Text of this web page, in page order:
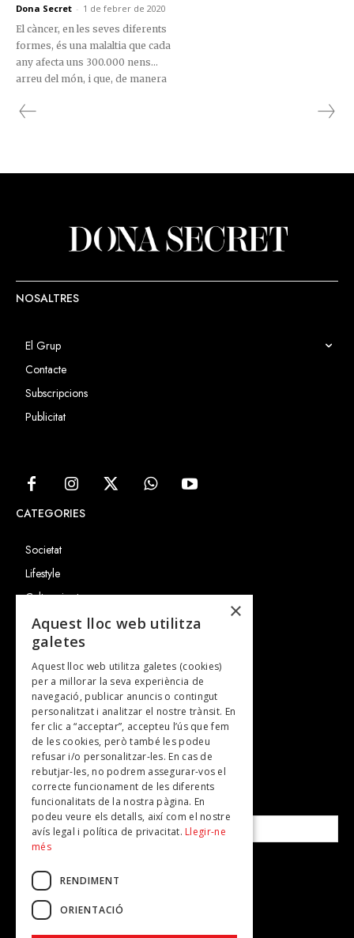
Dona Secret - 1 de febrer de 2020
El càncer, en les seves diferents
formes, és una malaltia que cada
any afecta uns 300.000 nens
arreu del món, i que, de manera
i en l’entorn més pròxim
NOSALTRES
El Grup
Contacte
Subscripcions
Publicitat
CATEGORIES
Societat
Lifestyle
Cultura i art
Entrevistes
Gastronomia
TV
Plans per fer
Revistes
SUBSCRIU-TE A LA NOSTRA NEWSLETTER!
Correu electrònic*
Accepto lapolítica de privacitat
×
Aquest lloc web utilitza
galetes
Aquest lloc web utilitza galetes (cookies)
per a millorar la seva experiència de
navegació, publicar anuncis o contingut
personalitzat i analitzar el nostre trànsit. En
fer clic a “acceptar”, accepteu l’ús que fem
de les cookies, però també les podeu
refusar i/o personalitzar-les. En cas de
rebutjar-les, no podrem assegurar-vos el
correcte funcionament de les diferents
funcionalitats de la nostra pàgina. En
podeu veure els detalls, així com el nostre
avís legal i política de privacitat. Llegir-ne
més
RENDIMENT
ORIENTACIÓ